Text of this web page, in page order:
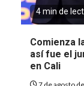
4 min de
Comienza
así fue el
en Cali